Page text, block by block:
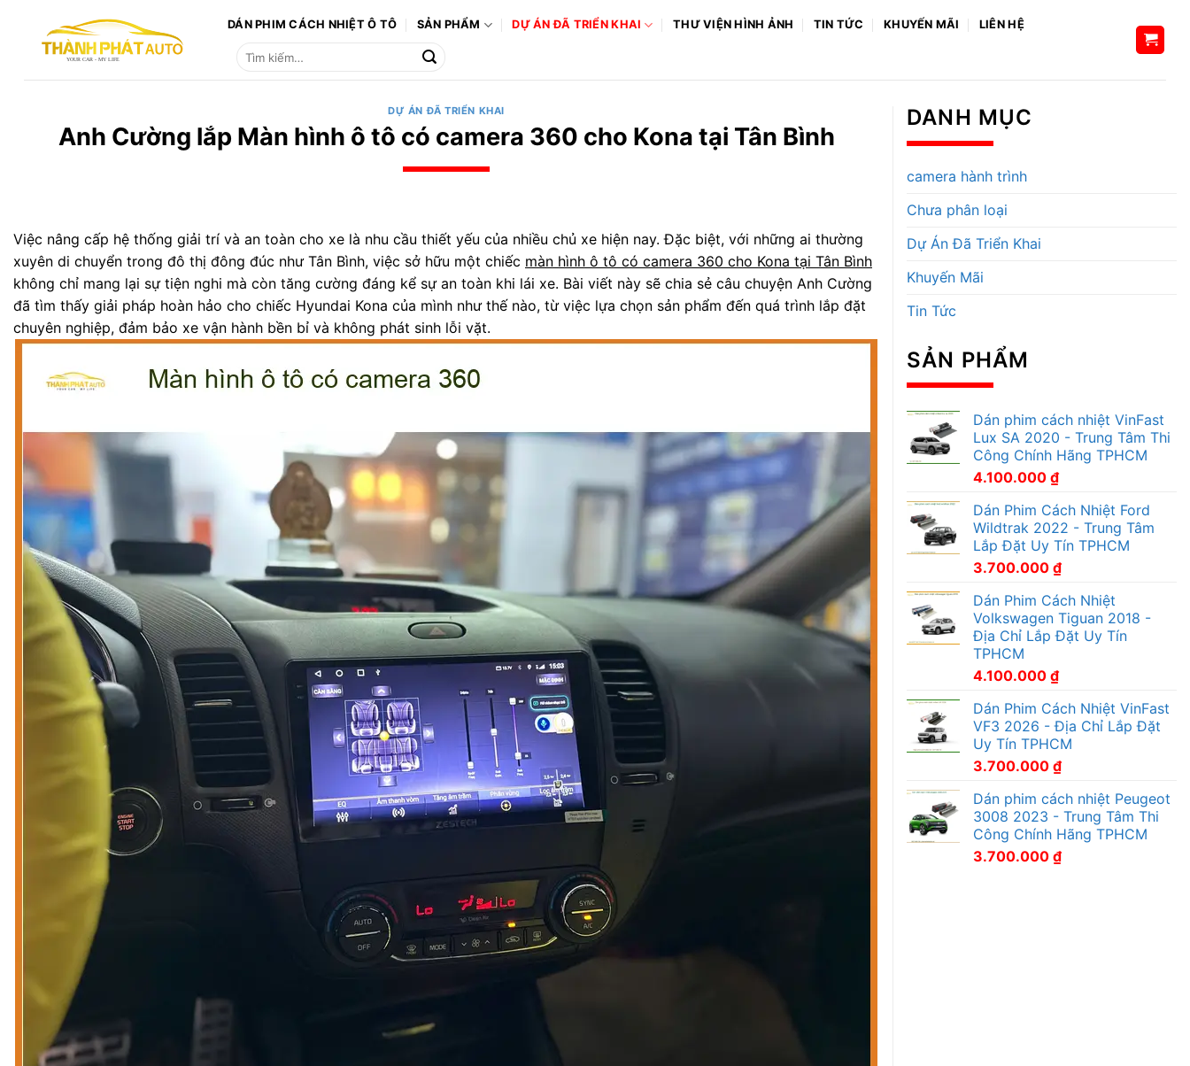
dung
DÁN PHIM CÁCH NHIỆT Ô TÔ SẢN PHẨM DỰ ÁN ĐÃ TRIỂN KHAI THƯ VIỆN HÌNH ẢNH TIN TỨC KHUYẾN MÃI
LIÊN HỆ
Tìm
DỰ ÁN ĐÃ TRIỂN KHAI
Anh Cường lắp Màn hình ô tô có camera 360 cho Kona tại Tân Bình
Việc nâng cấp hệ thống giải trí và an toàn cho xe là nhu cầu thiết yếu của nhiều chủ xe hiện nay. Đặc biệt, với những ai thường
xuyên di chuyển trong đô thị đông đúc như Tân Bình, việc sở hữu một chiếc màn hình ô tô có camera 360 cho Kona tại Tân Bình
không chỉ mang lại sự tiện nghi mà còn tăng cường đáng kể sự an toàn khi lái xe. Bài viết này sẽ chia sẻ câu chuyện Anh Cường
đã tìm thấy giải pháp hoàn hảo cho chiếc Hyundai Kona của mình như thế nào, từ việc lựa chọn sản phẩm đến quá trình lắp đặt
chuyên nghiệp, đảm bảo xe vận hành bền bỉ và không phát sinh lỗi vặt.
DANH MỤC
camera hành trình
Chưa phân loại
Dự Án Đã Triển Khai
Khuyến Mãi
Tin Tức
SẢN PHẨM
Dán phim cách nhiệt VinFast
Lux SA 2020 - Trung Tâm Thi
Công Chính Hãng TPHCM
4.100.000 ₫
Dán Phim Cách Nhiệt Ford
Wildtrak 2022 - Trung Tâm
Lắp Đặt Uy Tín TPHCM
3.700.000 ₫
Dán Phim Cách Nhiệt
Volkswagen Tiguan 2018 -
Địa Chỉ Lắp Đặt Uy Tín
TPHCM
4.100.000 ₫
Dán Phim Cách Nhiệt VinFast
VF3 2026 - Địa Chỉ Lắp Đặt
Uy Tín TPHCM
3.700.000 ₫
Dán phim cách nhiệt Peugeot
3008 2023 - Trung Tâm Thi
Công Chính Hãng TPHCM
3.700.000 ₫